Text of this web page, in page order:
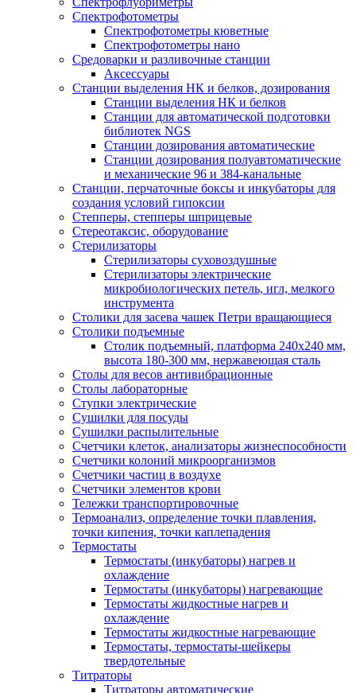
Спектрофотометры
Спектрофотометры кюветные
Спектрофотометры нано
Средоварки и разливочные станции
Аксессуары
Станции выделения НК и белков, дозирования
Станции выделения НК и белков
Станции для автоматической подготовки
библиотек NGS
Станции дозирования автоматические
Станции дозирования полуавтоматические
и механические 96 и 384-канальные
Станции, перчаточные боксы и инкубаторы для
создания условий гипоксии
Степперы, степперы шприцевые
Стереотаксис, оборудование
Стерилизаторы
Стерилизаторы суховоздушные
Стерилизаторы электрические
микробиологических петель, игл, мелкого
инструмента
Столики для засева чашек Петри вращающиеся
Столики подъемные
Столик подъемный, платформа 240х240 мм,
высота 180-300 мм, нержавеющая сталь
Столы для весов антивибрационные
Столы лабораторные
Ступки электрические
Сушилки для посуды
Сушилки распылительные
Счетчики клеток, анализаторы жизнеспособности
Счетчики колоний микроорганизмов
Счетчики частиц в воздухе
Счетчики элементов крови
Тележки транспортировочные
Термоанализ, определение точки плавления,
точки кипения, точки каплепадения
Термостаты
Термостаты (инкубаторы) нагрев и
охлаждение
Термостаты (инкубаторы) нагревающие
Термостаты жидкостные нагрев и
охлаждение
Термостаты жидкостные нагревающие
Термостаты, термостаты-шейкеры
твердотельные
Титраторы
Титраторы автоматические